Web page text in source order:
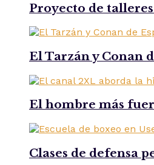
Proyecto de
El Tarzán y Conan
El hombre más
Clases de defensa